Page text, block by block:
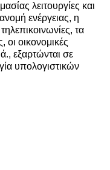
λειτουργίες και
ενέργειας, η
τα
οικονομικές
εξαρτώνται σε
υπολογιστικών